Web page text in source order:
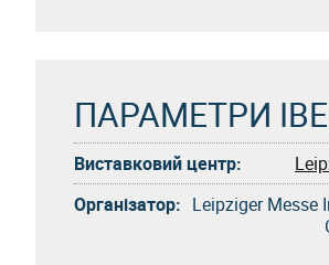
ПАРАМЕТРИ
Виставковий центр:
Організатор: Leipziger Messe